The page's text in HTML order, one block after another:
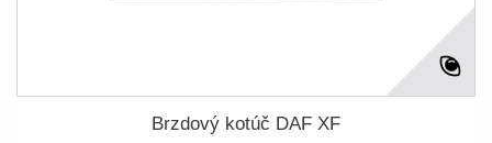
Brzdový kotúč DAF XF